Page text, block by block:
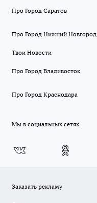
Про Город Саратов
Про Город Нижний Новгород
Твои Новости
Про Город Владивосток
Про Город Краснодара
Мы в социальных сетях
Заказать рекламу